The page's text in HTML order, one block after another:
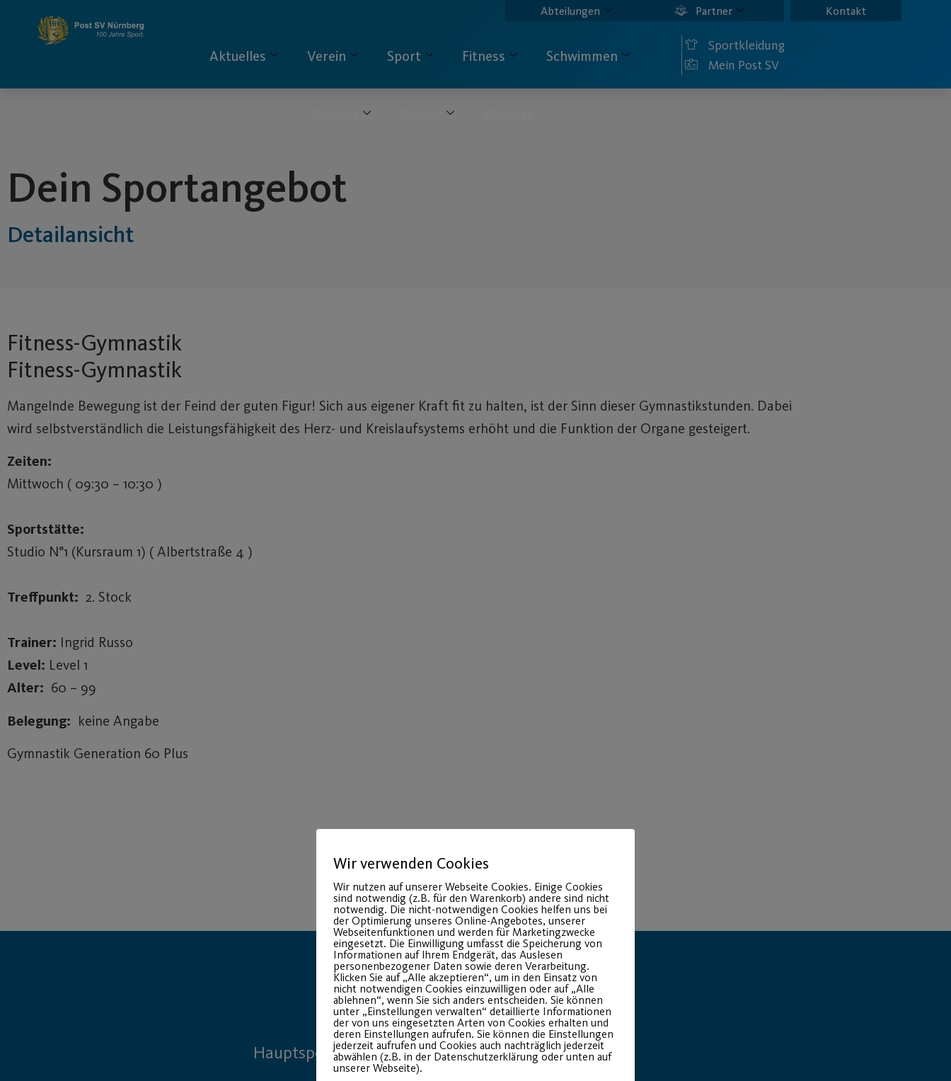
springen
Abteilungen Partner Kontakt
Aktuelles Verein Sport Fitness Schwimmen
Sportkleidung
Mein Post SV
Dein Sportangebot
Detailansicht
Fitness-Gymnastik
Fitness-Gymnastik
Mangelnde Bewegung ist der Feind der guten Figur! Sich aus eigener Kraft fit zu halten, ist der Sinn dieser Gymnastikstunden. Dabei
wird selbstverständlich die Leistungsfähigkeit des Herz- und Kreislaufsystems erhöht und die Funktion der Organe gesteigert.
Zeiten:
Mittwoch ( 09:30 – 10:30 )
Sportstätte:
Studio N°1 (Kursraum 1) ( Albertstraße 4 )
Treffpunkt: 2. Stock
Trainer: Ingrid Russo
Level: Level 1
Alter: 60 – 99
Belegung: keine Angabe
Gymnastik Generation 60 Plus
Hauptsponsor Generalausrüster
Wir verwenden Cookies
Wir nutzen auf unserer Webseite Cookies. Einige Cookies
sind notwendig (z.B. für den Warenkorb) andere sind nicht
notwendig. Die nicht-notwendigen Cookies helfen uns bei
der Optimierung unseres Online-Angebotes, unserer
Webseitenfunktionen und werden für Marketingzwecke
eingesetzt. Die Einwilligung umfasst die Speicherung von
Informationen auf Ihrem Endgerät, das Auslesen
personenbezogener Daten sowie deren Verarbeitung.
Klicken Sie auf „Alle akzeptieren“, um in den Einsatz von
nicht notwendigen Cookies einzuwilligen oder auf „Alle
ablehnen“, wenn Sie sich anders entscheiden. Sie können
unter „Einstellungen verwalten“ detaillierte Informationen
der von uns eingesetzten Arten von Cookies erhalten und
deren Einstellungen aufrufen. Sie können die Einstellungen
jederzeit aufrufen und Cookies auch nachträglich jederzeit
abwählen (z.B. in der Datenschutzerklärung oder unten auf
unserer Webseite).